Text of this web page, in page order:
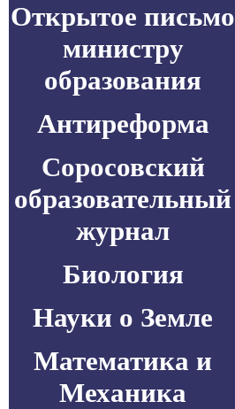
Открытое письмо
министру
образования
Антиреформа
Соросовский
образовательный
журнал
Биология
Науки о Земле
Математика и
Механика